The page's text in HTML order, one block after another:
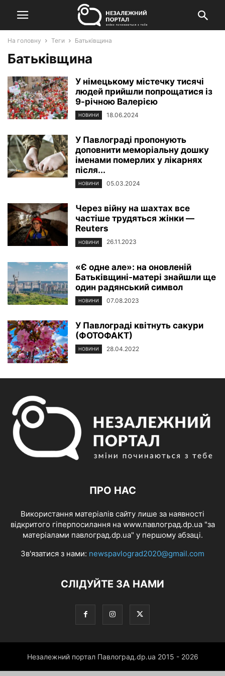
На головну Теги Батьківщина
Батьківщина
У німецькому містечку тисячі
людей прийшли попрощатися із
9-річною Валерією
НОВИНИ 18.06.2024
У Павлограді пропонують
доповнити меморіальну дошку
іменами померлих у лікарнях
після...
НОВИНИ 05.03.2024
Через війну на шахтах все
частіше трудяться жінки —
Reuters
НОВИНИ 26.11.2023
«Є одне але»: на оновленій
Батьківщині-матері знайшли ще
один радянський символ
НОВИНИ 07.08.2023
У Павлограді квітнуть сакури
(ФОТОФАКТ)
НОВИНИ 28.04.2022
ПРО НАС
Використання матеріалів сайту лише за наявності
відкритого гіперпосилання на www.павлоград.dp.ua "за
матеріалами павлоград.dp.ua" у першому абзаці.
Зв'язатися з нами: newspavlograd2020@gmail.com
СЛІДУЙТЕ ЗА НАМИ
Незалежний портал Павлоград.dp.ua 2015 - 2026